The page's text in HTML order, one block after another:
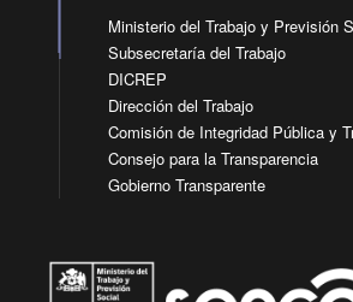
Ministerio del Trabajo y Previsión
Subsecretaría del Trabajo
DICREP
Dirección del Trabajo
Comisión de Integridad Pública y
Consejo para la Transparencia
Gobierno Transparente